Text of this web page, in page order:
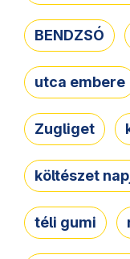
BENDZSÓ
utca embere
Zugliget
költészet
téli gumi